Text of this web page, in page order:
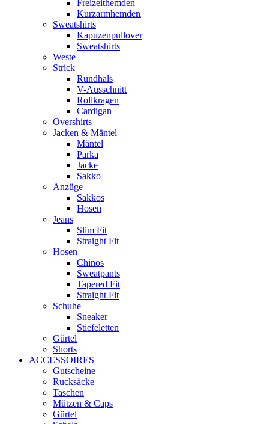
Freizeithemden
Kurzarmhemden
Sweatshirts
Kapuzenpullover
Sweatshirts
Weste
Strick
Rundhals
V-Ausschnitt
Rollkragen
Cardigan
Overshirts
Jacken & Mäntel
Mäntel
Parka
Jacke
Sakko
Anzüge
Sakkos
Hosen
Jeans
Slim Fit
Straight Fit
Hosen
Chinos
Sweatpants
Tapered Fit
Straight Fit
Schuhe
Sneaker
Stiefeletten
Gürtel
Shorts
ACCESSOIRES
Gutscheine
Rucksäcke
Taschen
Mützen & Caps
Gürtel